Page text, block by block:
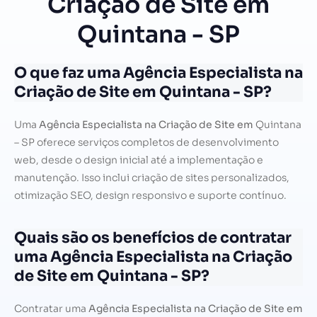
Quintana - SP
O que faz uma Agência Especialista na
Criação de Site em Quintana - SP?
Uma Agência Especialista na Criação de Site em Quintana
– SP oferece serviços completos de desenvolvimento
web, desde o design inicial até a implementação e
manutenção. Isso inclui criação de sites personalizados,
otimização SEO, design responsivo e suporte contínuo.
Quais são os benefícios de contratar
uma Agência Especialista na Criação
de Site em Quintana - SP?
Contratar uma Agência Especialista na Criação de Site em